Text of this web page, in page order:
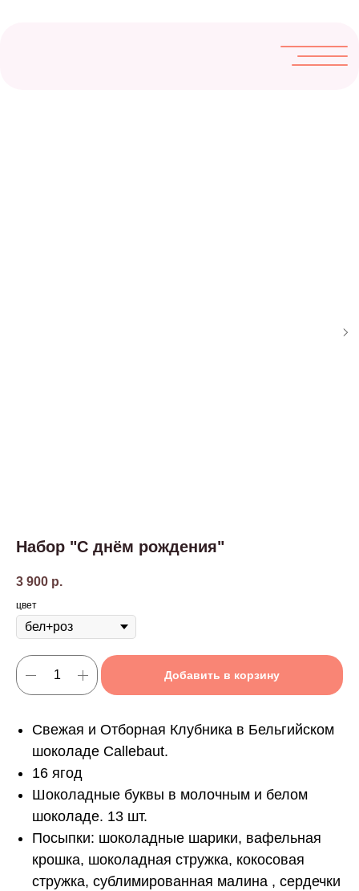
Набор "С днём рождения"
3 900 р.
цвет
Добавить в корзину
Свежая и Отборная Клубника в Бельгийском
шоколаде Callebaut.
16 ягод
Шоколадные буквы в молочным и белом
шоколаде. 13 шт.
Посыпки: шоколадные шарики, вафельная
крошка, шоколадная стружка, кокосовая
стружка, сублимированная малина , сердечки